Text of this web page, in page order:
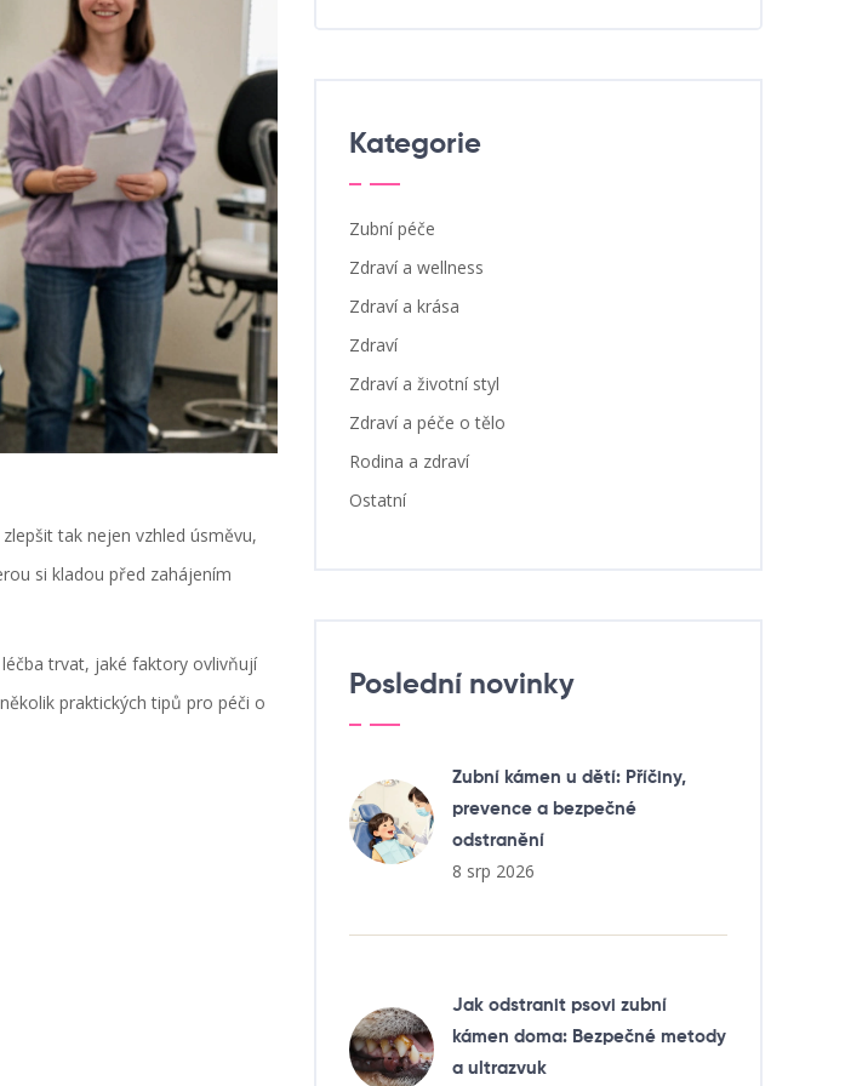
tak nejen vzhled úsměvu,
si kladou před zahájením
trvat, jaké faktory ovlivňují
praktických tipů pro péči o
Kategorie
Zubní péče
Zdraví a wellness
Zdraví a krása
Zdraví
Zdraví a životní styl
Zdraví a péče o tělo
Rodina a zdraví
Ostatní
Poslední novinky
Zubní kámen u dětí: Příčiny,
prevence a bezpečné
odstranění
8 srp 2026
Jak odstranit psovi zubní
kámen doma: Bezpečné metody
a ultrazvuk